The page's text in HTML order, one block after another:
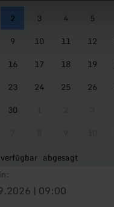
2 3 4 5
9 10 11 12
16 17 18 19
23 24 25 26
30
verfügbar abgesagt
| 09:00